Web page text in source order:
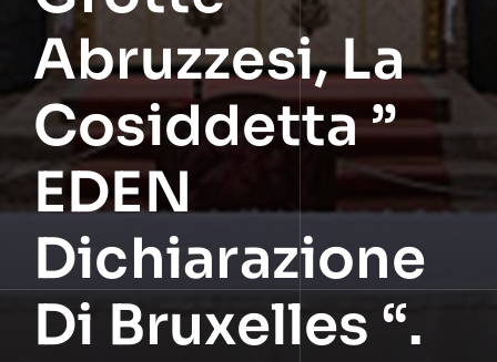
Abruzzesi, La
Cosiddetta ”
EDEN
Dichiarazione
Di Bruxelles “.